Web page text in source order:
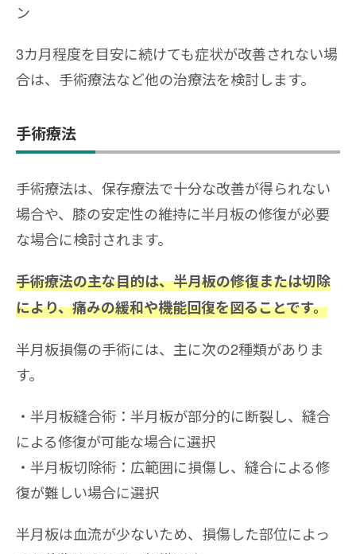
ン
3カ月程度を目安に続けても症状が改善されない場
合は、手術療法など他の治療法を検討します。
手術療法
手術療法は、保存療法で十分な改善が得られない
場合や、膝の安定性の維持に半月板の修復が必要
な場合に検討されます。
手術療法の主な目的は、半月板の修復または切除
により、痛みの緩和や機能回復を図ることです。
半月板損傷の手術には、主に次の2種類がありま
す。
半月板縫合術：半月板が部分的に断裂し、縫合
による修復が可能な場合に選択
半月板切除術：広範囲に損傷し、縫合による修
復が難しい場合に選択
半月板は血流が少ないため、損傷した部位によっ